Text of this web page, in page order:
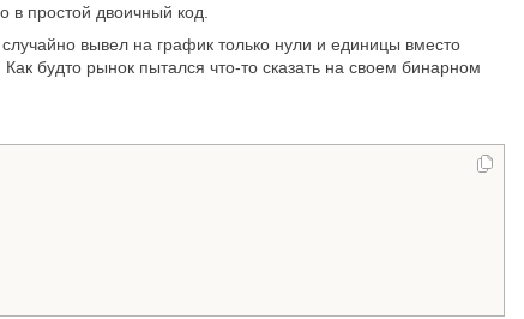
простой двоичный код.
вывел на график только нули и единицы вместо
будто рынок пытался что-то сказать на своем бинарном